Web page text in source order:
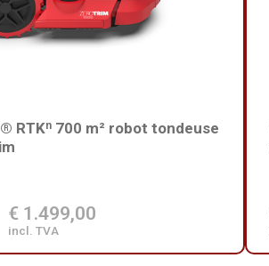
RTKⁿ 700 m² robot tondeuse
€ 1.499,00
incl. TVA